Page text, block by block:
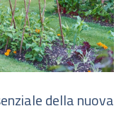
della nuova